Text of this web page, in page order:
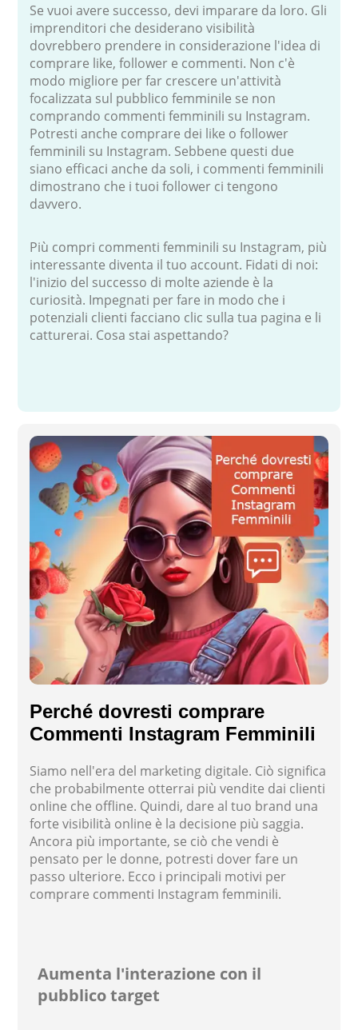
Se vuoi avere successo, devi imparare da loro. Gli
imprenditori che desiderano visibilità
dovrebbero prendere in considerazione l'idea di
comprare like, follower e commenti. Non c'è
modo migliore per far crescere un'attività
focalizzata sul pubblico femminile se non
comprando commenti femminili su Instagram.
Potresti anche comprare dei like o follower
femminili su Instagram. Sebbene questi due
siano efficaci anche da soli, i commenti femminili
dimostrano che i tuoi follower ci tengono
davvero.
Più compri commenti femminili su Instagram, più
interessante diventa il tuo account. Fidati di noi:
l'inizio del successo di molte aziende è la
curiosità. Impegnati per fare in modo che i
potenziali clienti facciano clic sulla tua pagina e li
catturerai. Cosa stai aspettando?
Perché dovresti comprare
Commenti Instagram Femminili
Siamo nell'era del marketing digitale. Ciò significa
che probabilmente otterrai più vendite dai clienti
online che offline. Quindi, dare al tuo brand una
forte visibilità online è la decisione più saggia.
Ancora più importante, se ciò che vendi è
pensato per le donne, potresti dover fare un
passo ulteriore. Ecco i principali motivi per
comprare commenti Instagram femminili.
Aumenta l'interazione con il
pubblico target